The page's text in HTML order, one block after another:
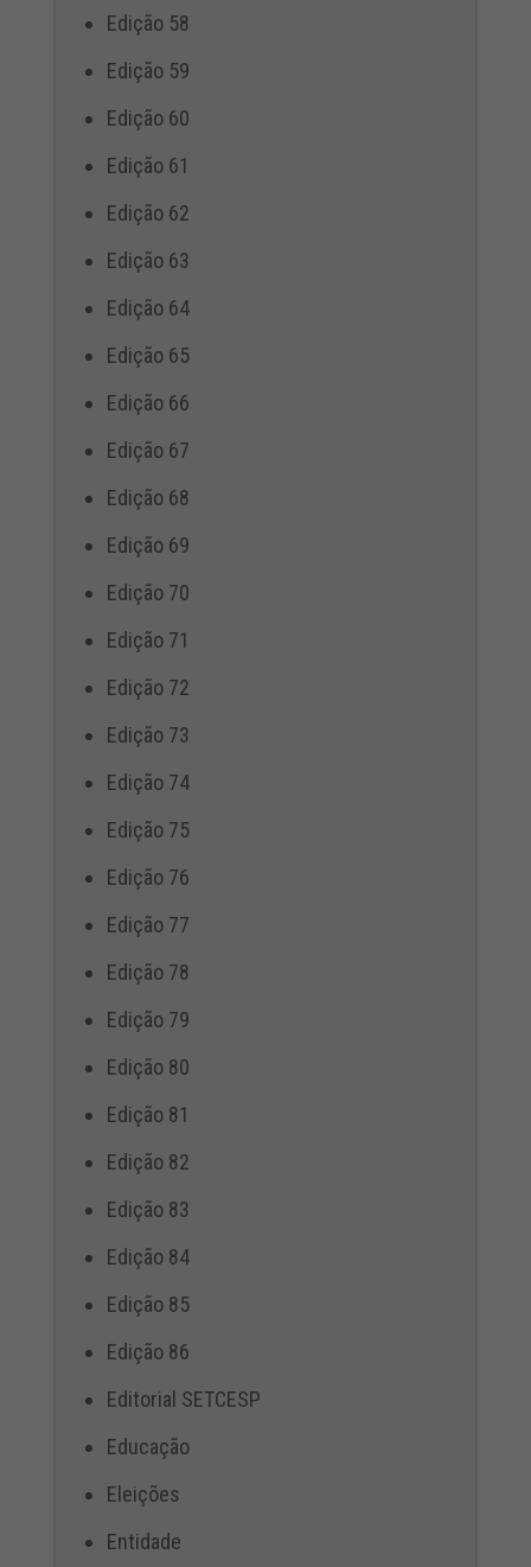
Edição 58
Edição 59
Edição 60
Edição 61
Edição 62
Edição 63
Edição 64
Edição 65
Edição 66
Edição 67
Edição 68
Edição 69
Edição 70
Edição 71
Edição 72
Edição 73
Edição 74
Edição 75
Edição 76
Edição 77
Edição 78
Edição 79
Edição 80
Edição 81
Edição 82
Edição 83
Edição 84
Edição 85
Edição 86
Editorial SETCESP
Educação
Eleições
Entidade